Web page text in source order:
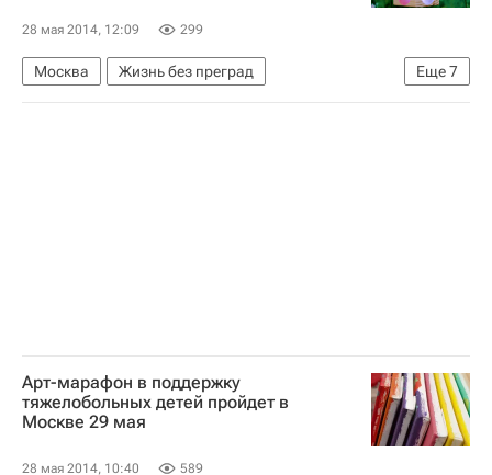
28 мая 2014, 12:09 299
Еще7
Москва
Жизнь без преград
Центральный ФО
Весь мир
Европа
Арт-марафон в поддержку
тяжелобольных детей пройдет в
Москве 29 мая
28 мая 2014, 10:40 589